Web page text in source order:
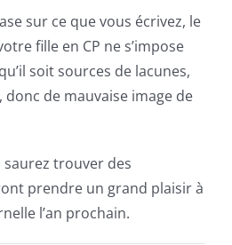
sur ce que vous écrivez, le
fille en CP ne s’impose
soit sources de lacunes,
donc de mauvaise image de
saurez trouver des
prendre un grand plaisir à
l’an prochain.